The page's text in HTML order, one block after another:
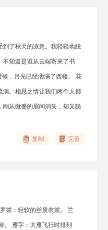
到了秋天的凉意。我轻轻地脱
不知道是谁从云端寄来了书
，月光已经洒满了西楼。 花
淌。相思之情让我们两个人都
刚从微蹙的眉间消失，却又隐
复制 完善
裳：轻软的丝质衣裳。 兰
。 雁字：大雁飞行时排列